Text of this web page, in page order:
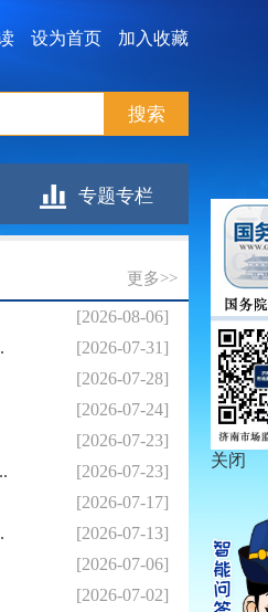
设为首页 加入收藏
专题专栏
更多>>
[2026-08-06]
[2026-07-31]
[2026-07-28]
[2026-07-24]
[2026-07-23]
[2026-07-23]
[2026-07-17]
[2026-07-13]
[2026-07-06]
[2026-07-02]
关闭